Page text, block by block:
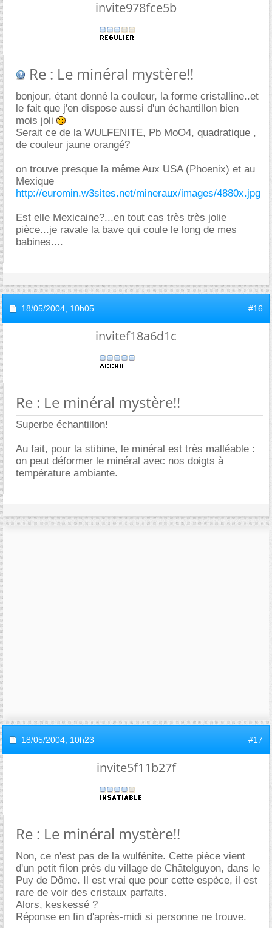
invite978fce5b
Re : Le minéral mystère!!
bonjour, étant donné la couleur, la forme cristalline..et
le fait que j'en dispose aussi d'un échantillon bien
mois joli
Serait ce de la WULFENITE, Pb MoO4, quadratique ,
de couleur jaune orangé?
on trouve presque la même Aux USA (Phoenix) et au
Mexique
http://euromin.w3sites.net/mineraux/images/4880x.jpg
Est elle Mexicaine?...en tout cas très très jolie
pièce...je ravale la bave qui coule le long de mes
babines....
18/05/2004, 10h05 #16
invitef18a6d1c
Re : Le minéral mystère!!
Superbe échantillon!
Au fait, pour la stibine, le minéral est très malléable :
on peut déformer le minéral avec nos doigts à
température ambiante.
18/05/2004, 10h23 #17
invite5f11b27f
Re : Le minéral mystère!!
Non, ce n'est pas de la wulfénite. Cette pièce vient
d'un petit filon près du village de Châtelguyon, dans le
Puy de Dôme. Il est vrai que pour cette espèce, il est
rare de voir des cristaux parfaits.
Alors, keskessé ?
Réponse en fin d'après-midi si personne ne trouve.